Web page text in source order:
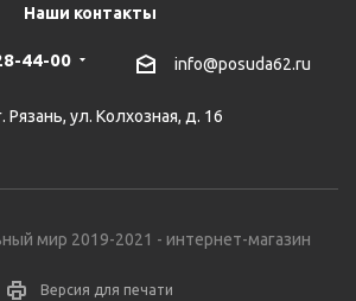
Наши контакты
44-00 info@posuda62.ru
Рязань, ул. Колхозная, д. 16
мир 2019-2021 - интернет-магазин
Версия для печати